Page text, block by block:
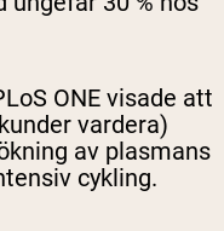
ONE visade att
vardera)
av plasmans
cykling.